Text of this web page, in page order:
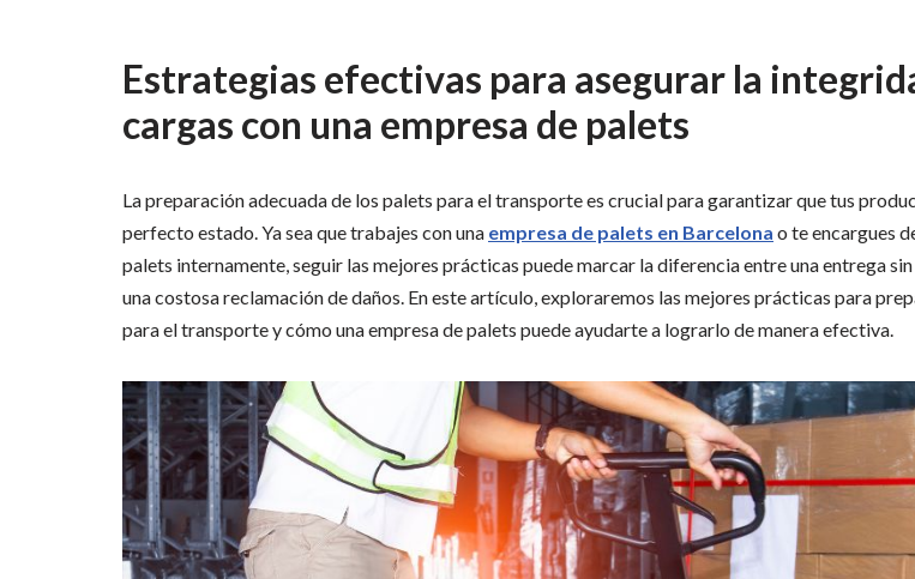
Estrategias efectivas para asegurar la
cargas con una empresa de palets
La preparación adecuada de los palets para el transporte es crucial para garantizar que tus
perfecto estado. Ya sea que trabajes con una empresa de palets en Barcelona o te encargues
palets internamente, seguir las mejores prácticas puede marcar la diferencia entre una entrega
una costosa reclamación de daños. En este artículo, exploraremos las mejores prácticas para
para el transporte y cómo una empresa de palets puede ayudarte a lograrlo de manera efectiva.